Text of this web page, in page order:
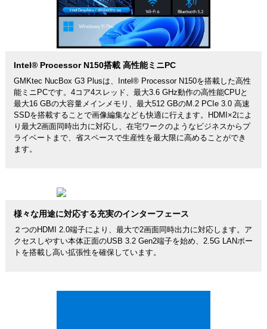
Intel® Processor N150搭載 高性能ミニPC
GMKtec NucBox G3 Plusは、Intel® Processor N150を搭載した高性
能ミニPCです。4コア4スレッド、最大3.6 GHz動作の高性能CPUと
最大16 GBの大容量メインメモリ、最大512 GBのM.2 PCIe 3.0 高速
SSDを搭載することで画像編集なども快適に行えます。HDMI×2によ
り最大2画面同時出力に対応し、在宅ワークのようなビジネスからプ
ライベートまで、省スペースで生産性を最大限に高めることができ
ます。
様々な用途に対応する充実のインターフェース
２つのHDMI 2.0端子により、最大で2画面同時出力に対応します。ア
クセスしやすい本体正面のUSB 3.2 Gen2端子を始め、2.5G LANポー
トを搭載し高い拡張性を確保しています。